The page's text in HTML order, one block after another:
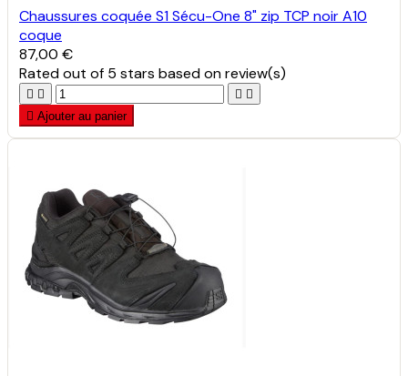
Chaussures coquée S1 Sécu-One 8" zip TCP noir A10
coque
87,00 €
Ratedout of 5 stars based onreview(s)
   
 Ajouter au panier